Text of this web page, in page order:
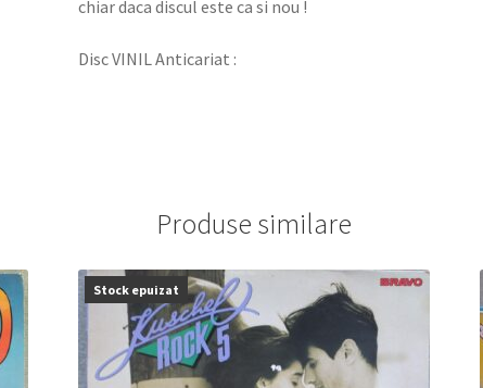
chiar daca discul este ca si nou !
Disc VINIL Anticariat :
Produse similare
Stock epuizat